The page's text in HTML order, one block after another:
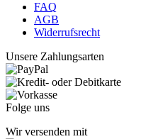
FAQ
AGB
Widerrufsrecht
Unsere Zahlungsarten
Folge uns
Wir versenden mit